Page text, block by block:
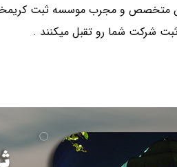
متخصص و مجرب موسسه ثبت
شرکت شما رو تقبل میکنند .